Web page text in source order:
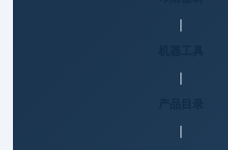
|
|
|